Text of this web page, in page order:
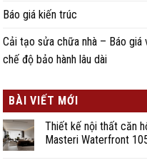
Báo giá kiến trúc
Cải tạo sửa chữa nhà – Báo giá
chế độ bảo hành lâu dài
BÀI VIẾT MỚI
Thiết kế nội thất căn
Masteri Waterfront